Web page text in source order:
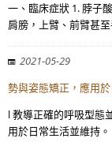
一、臨床症狀 1. 脖子
肩膀，上臂、前臂甚
2021-05-29
勢與姿態矯正，應用
l 教導正確的呼吸型態
用於日常生活並維持